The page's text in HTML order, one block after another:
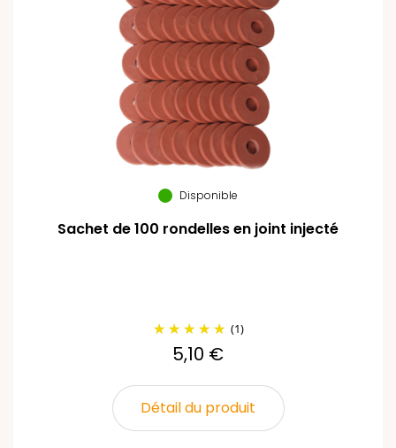
Disponible
Sachet de 100 rondelles en joint injecté
(1)
5,10 €
Détail du produit